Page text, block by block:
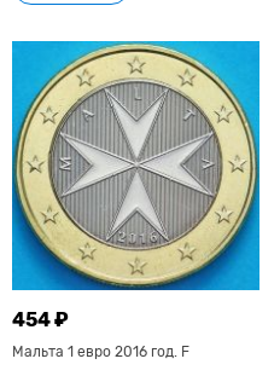
454 ₽
Мальта 1 евро 2016 год. F